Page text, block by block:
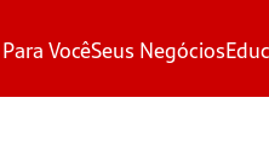
Para VocêSeus Negócios